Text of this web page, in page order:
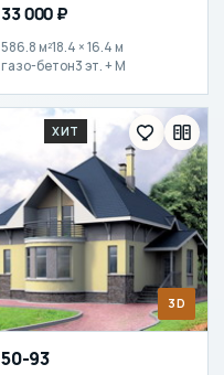
33 000 ₽
586.8 м²18.4 × 16.4 м
газо-бетон3 эт. + М
3D
ХИТ
50-93